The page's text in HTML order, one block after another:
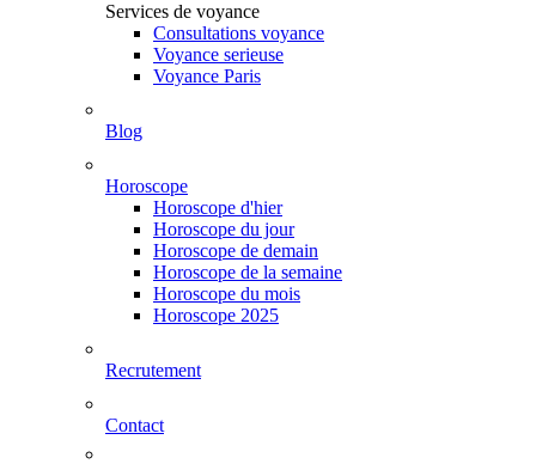
Services de voyance
Consultations voyance
Voyance serieuse
Voyance Paris
Blog
Horoscope
Horoscope d'hier
Horoscope du jour
Horoscope de demain
Horoscope de la semaine
Horoscope du mois
Horoscope 2025
Recrutement
Contact